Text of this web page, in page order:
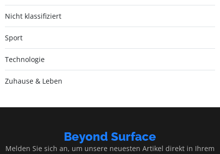
Nicht klassifiziert
Sport
Technologie
Zuhause & Leben
Beyond Surface
Melden Sie sich an, um unsere neuesten Artikel direkt in Ihrem